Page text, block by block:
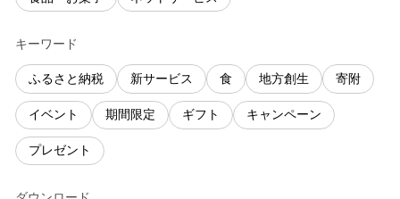
キーワード
ふるさと納税 新サービス 食 地方創生 寄附
イベント 期間限定 ギフト キャンペーン
プレゼント